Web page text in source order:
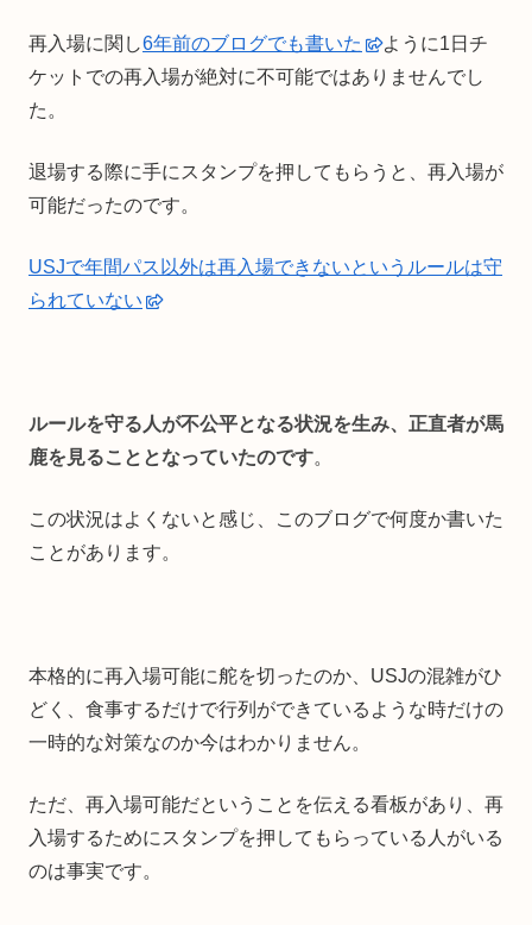
再入場に関し6年前のブログでも書いた
ように1日チ
ケットでの再入場が絶対に不可能ではありませんでし
た。
退場する際に手にスタンプを押してもらうと、再入場が
可能だったのです。
USJで年間パス以外は再入場できないというルールは守
られていない
ルールを守る人が不公平となる状況を生み、正直者が馬
鹿を見ることとなっていたのです。
この状況はよくないと感じ、このブログで何度か書いた
ことがあります。
本格的に再入場可能に舵を切ったのか、USJの混雑がひ
どく、食事するだけで行列ができているような時だけの
一時的な対策なのか今はわかりません。
ただ、再入場可能だということを伝える看板があり、再
入場するためにスタンプを押してもらっている人がいる
のは事実です。